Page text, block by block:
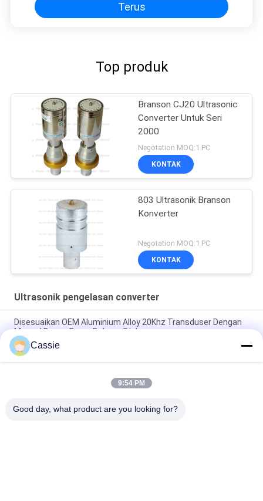
Terus
Top produk
Branson CJ20 Ultrasonic
Converter Untuk Seri
2000
Negotation MOQ:1 PC
KONTAK
803 Ultrasonik Branson
Konverter
Negotation MOQ:1 PC
KONTAK
Ultrasonik pengelasan converter
Disesuaikan OEM Aluminium Alloy 20Khz Transduser Dengan
Massal Depan Emas Dukane Style
Konverter Pengelasan Ultrasonik 35Khz 1200w Dengan Bahan
Titanium
41S30 Dukane Converter 20Khz Ultrasonic Transduser
Cassie
9:54 PM
Good day, what product are you looking for?